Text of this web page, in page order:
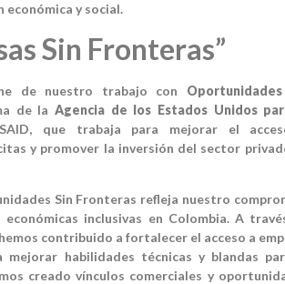
económica y social.
Sin Fronteras”
de nuestro trabajo con
de laAgencia de los Estados Unidos
que trabaja para mejorar el
y promover la inversión del sector
Sin Fronteras refleja nuestro
inclusivas en Colombia. A
contribuido a fortalecer el acceso a
mejorar habilidades técnicas y blandas
creado vínculos comerciales y